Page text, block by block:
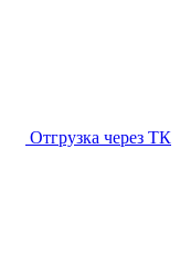
Отгрузка через ТК